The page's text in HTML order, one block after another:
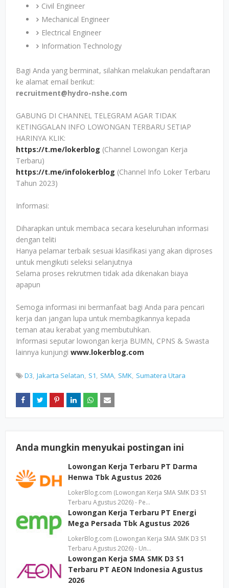
Civil Engineer
Mechanical Engineer
Electrical Engineer
Information Technology
Bagi Anda yang berminat, silahkan melakukan pendaftaran
ke alamat email berikut:
recruitment@hydro-nshe.com
GABUNG DI CHANNEL TELEGRAM AGAR TIDAK
KETINGGALAN INFO LOWONGAN TERBARU SETIAP
HARINYA KLIK:
https://t.me/lokerblog (Channel Lowongan Kerja
Terbaru)
https://t.me/infolokerblog (Channel Info Loker Terbaru
Tahun 2023)
Informasi:
Diharapkan untuk membaca secara keseluruhan informasi
dengan teliti
Hanya pelamar terbaik sesuai klasifikasi yang akan diproses
untuk mengikuti seleksi selanjutnya
Selama proses rekrutmen tidak ada dikenakan biaya
apapun
Semoga informasi ini bermanfaat bagi Anda para pencari
kerja dan jangan lupa untuk membagikannya kepada
teman atau kerabat yang membutuhkan.
Informasi seputar lowongan kerja BUMN, CPNS & Swasta
lainnya kunjungi www.lokerblog.com
D3 Jakarta Selatan S1 SMA SMK Sumatera Utara
Anda mungkin menyukai postingan ini
Lowongan Kerja Terbaru PT Darma
Henwa Tbk Agustus 2026
LokerBlog.com (Lowongan Kerja SMA SMK D3 S1
Terbaru Agustus 2026) - Pe…
Lowongan Kerja Terbaru PT Energi
Mega Persada Tbk Agustus 2026
LokerBlog.com (Lowongan Kerja SMA SMK D3 S1
Terbaru Agustus 2026) - Un…
Lowongan Kerja SMA SMK D3 S1
Terbaru PT AEON Indonesia Agustus
2026